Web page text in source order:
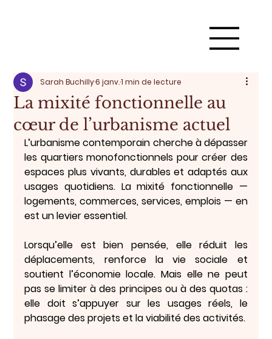
La mixité fonctionnelle au
cœur de l’urbanisme actuel
Sarah Buchilly6 janv.1 min de lecture
L’urbanisme contemporain cherche à dépasser
les quartiers monofonctionnels pour créer des
espaces plus vivants, durables et adaptés aux
usages quotidiens. La mixité fonctionnelle —
logements, commerces, services, emplois — en
est un levier essentiel.
Lorsqu’elle est bien pensée, elle réduit les
déplacements, renforce la vie sociale et
soutient l’économie locale. Mais elle ne peut
pas se limiter à des principes ou à des quotas :
elle doit s’appuyer sur les usages réels, le
phasage des projets et la viabilité des activités.